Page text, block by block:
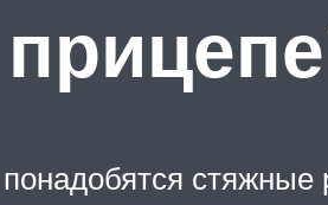
стяжные